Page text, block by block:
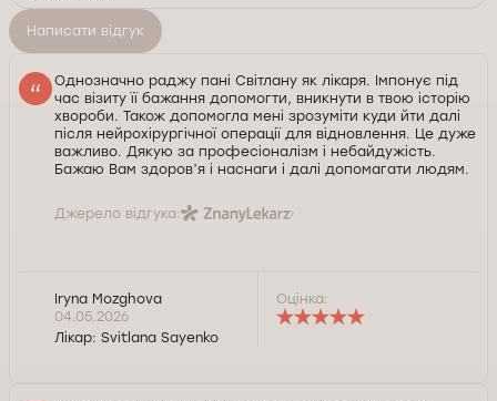
Написати відгук
Однозначно раджу пані Світлану як лікаря. Імпонує під
час візиту її бажання допомогти, вникнути в твою історію
хвороби. Також допомогла мені зрозуміти куди йти далі
після нейрохірургічної операції для відновлення. Це дуже
важливо. Дякую за професіоналізм і небайдужість.
Бажаю Вам здоровʼя і наснаги і далі допомагати людям.
Джерело відгука:
Iryna Mozghova
04.05.2026
Лікар: Svitlana Sayenko
Оцінка: